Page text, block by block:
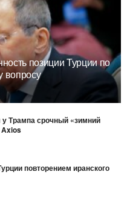
позиции Турции по
вопросу
Трампа срочный «зимний
повторением иранского